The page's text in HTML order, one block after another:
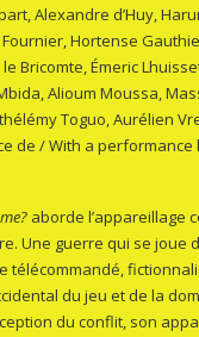
Alexandre d’Huy,
Hortense
Bricomte, Émeric
Alioum Moussa,
Toguo, Aurélien
de / With a performance
aborde l’appareillage
Une guerre qui se joue
télécommandé,
du jeu et de la
du conflit, son